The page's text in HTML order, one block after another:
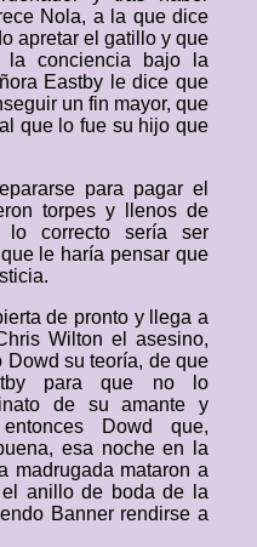
Nola, a la que dice
apretar el gatillo y que
la conciencia bajo la
Eastby le dice que
un fin mayor, que
que lo fue su hijo que
para pagar el
torpes y llenos de
correcto sería ser
le haría pensar que
de pronto y llega a
Wilton el asesino,
Dowd su teoría, de que
para que no lo
de su amante y
Dowd que,
esa noche en la
madrugada mataron a
anillo de boda de la
Banner rendirse a